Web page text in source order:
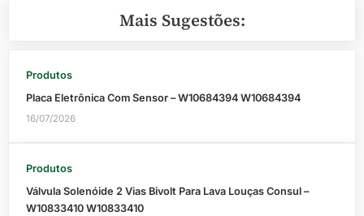
Mais Sugestões:
Produtos
Placa Eletrônica Com Sensor – W10684394 W10684394
16/07/2026
Produtos
Válvula Solenóide 2 Vias Bivolt Para Lava Louças Consul –
W10833410 W10833410